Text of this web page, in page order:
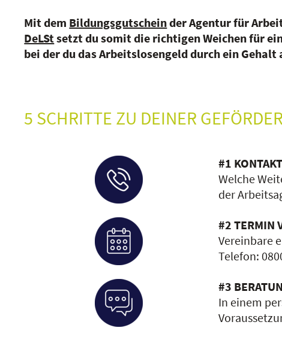
Mit dem Bildungsgutscheinder Agentur für
DeLStsetzt du somit die richtigen Weichen für
bei der du das Arbeitslosengeld durch ein Gehalt
5 SCHRITTE ZU DEINER
#1
Welche
der
#2 TERMIN
Vereinbare
Telefon:
#3
In einem